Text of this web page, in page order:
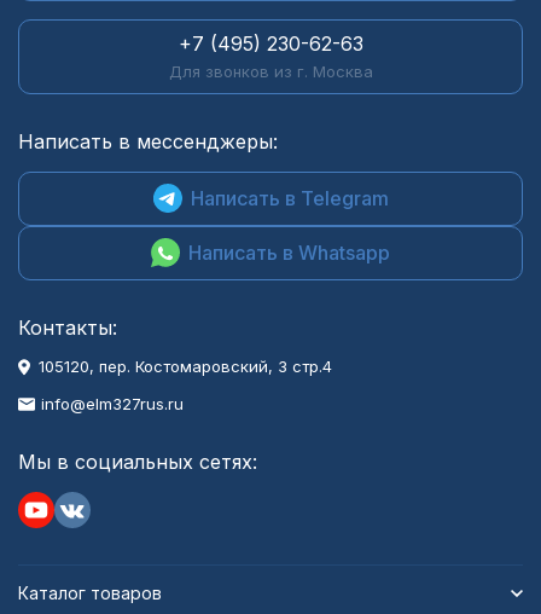
+7 (495) 230-62-63
Для звонков из г. Москва
Написать в мессенджеры:
Написать в Telegram
Написать в Whatsapp
Контакты:
105120, пер. Костомаровский, 3 стр.4
info@elm327rus.ru
Мы в социальных сетях:
Каталог товаров